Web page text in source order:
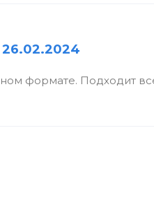
формате. Подходит